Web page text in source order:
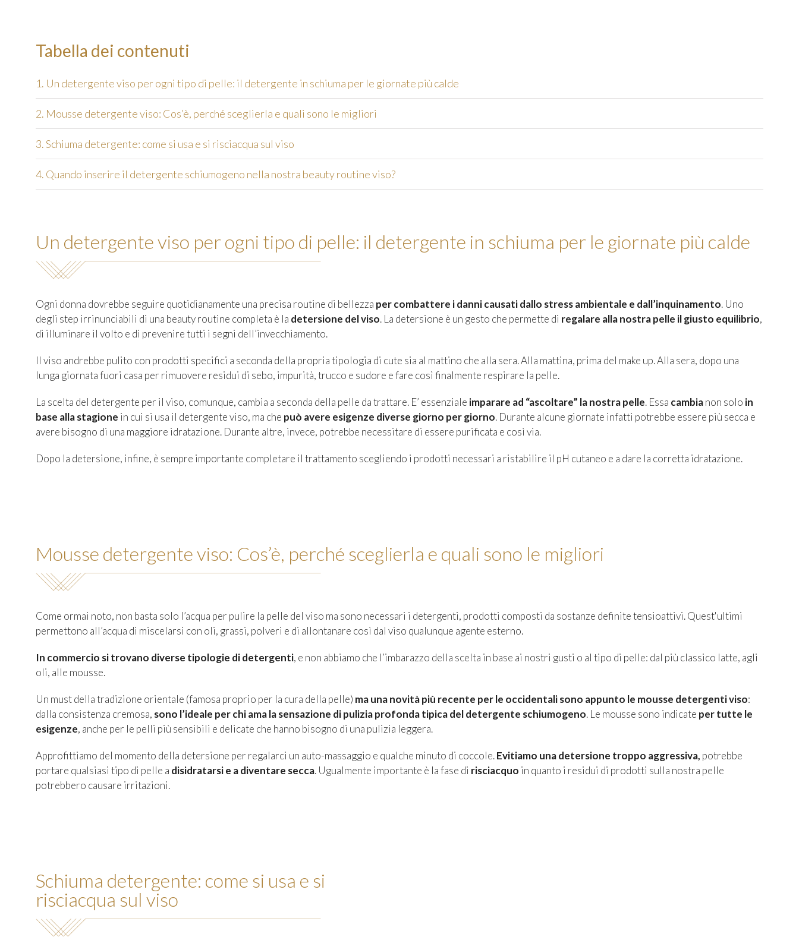
Tabella dei contenuti
1. Un detergente viso per ogni tipo di pelle: il detergente in schiuma per le giornate più calde
2. Mousse detergente viso: Cos’è, perché sceglierla e quali sono le migliori
3. Schiuma detergente: come si usa e si risciacqua sul viso
4. Quando inserire il detergente schiumogeno nella nostra beauty routine viso?
Un detergente viso per ogni tipo di pelle: il detergente in schiuma per le giornate più calde
Ogni donna dovrebbe seguire quotidianamente una precisa routine di bellezza per combattere i danni causati dallo stress ambientale e dall’inquinamento. Uno
degli step irrinunciabili di una beauty routine completa è la detersione del viso. La detersione è un gesto che permette di regalare alla nostra pelle il giusto equilibrio,
di illuminare il volto e di prevenire tutti i segni dell’invecchiamento.
Il viso andrebbe pulito con prodotti specifici a seconda della propria tipologia di cute sia al mattino che alla sera. Alla mattina, prima del make up. Alla sera, dopo una
lunga giornata fuori casa per rimuovere residui di sebo, impurità, trucco e sudore e fare così finalmente respirare la pelle.
La scelta del detergente per il viso, comunque, cambia a seconda della pelle da trattare. E’ essenziale imparare ad “ascoltare” la nostra pelle. Essa cambianon solo in
base alla stagione in cui si usa il detergente viso, ma che può avere esigenze diverse giorno per giorno. Durante alcune giornate infatti potrebbe essere più secca e
avere bisogno di una maggiore idratazione. Durante altre, invece, potrebbe necessitare di essere purificata e così via.
Dopo la detersione, infine, è sempre importante completare il trattamento scegliendo i prodotti necessari a ristabilire il pH cutaneo e a dare la corretta idratazione.
Mousse detergente viso: Cos’è, perché sceglierla e quali sono le migliori
Come ormai noto, non basta solo l’acqua per pulire la pelle del viso ma sono necessari i detergenti, prodotti composti da sostanze definite tensioattivi. Quest'ultimi
permettono all’acqua di miscelarsi con oli, grassi, polveri e di allontanare così dal viso qualunque agente esterno.
In commercio si trovano diverse tipologie di detergenti, e non abbiamo che l’imbarazzo della scelta in base ai nostri gusti o al tipo di pelle: dal più classico latte, agli
oli, alle mousse.
Un must della tradizione orientale (famosa proprio per la cura della pelle) ma una novità più recente per le occidentali sono appunto le mousse detergenti viso:
dalla consistenza cremosa, sono l’ideale per chi ama la sensazione di pulizia profonda tipica del detergente schiumogeno. Le mousse sono indicate per tutte le
esigenze, anche per le pelli più sensibili e delicate che hanno bisogno di una pulizia leggera.
Approfittiamo del momento della detersione per regalarci un auto-massaggio e qualche minuto di coccole.Evitiamo una detersione troppo aggressiva, potrebbe
portare qualsiasi tipo di pelle a disidratarsi e a diventare secca. Ugualmente importante è la fase di risciacquo in quanto i residui di prodotti sulla nostra pelle
potrebbero causare irritazioni.
Schiuma detergente: come si usa e si
risciacqua sul viso